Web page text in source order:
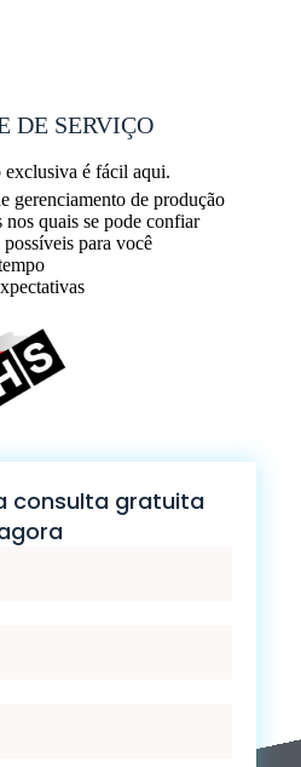
DE SERVIÇO
é fácil aqui.
gerenciamento de produção
nos quais se pode confiar
para você
consulta gratuita